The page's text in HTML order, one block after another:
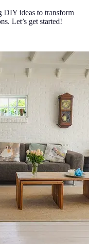
DIY ideas to transform
Let’s get started!